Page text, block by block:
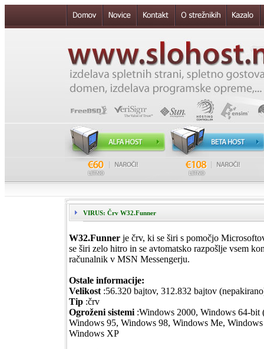
VIRUS: Črv W32.Funner
W32.Funner je črv, ki se širi s pomočjo
se širi zelo hitro in se avtomatsko razpošlje vsem
računalnik v MSN Messengerju.
Ostale informacije:
Velikost :56.320 bajtov, 312.832 bajtov
Tip :črv
Ogroženi sistemi :Windows 2000, Windows 64-
Windows 95, Windows 98, Windows Me,
Windows XP